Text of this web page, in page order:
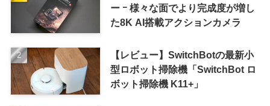
ー ｰ 様々な面でより完成度が増し
た8K AI搭載アクションカメラ
【レビュー】SwitchBotの最新小
型ロボット掃除機「SwitchBot ロ
ボット掃除機 K11+」